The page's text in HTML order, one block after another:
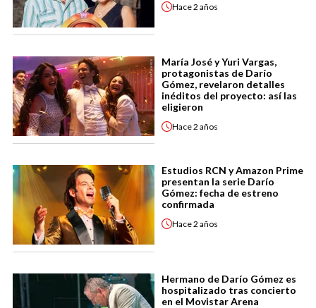
Hace2 años
María José y Yuri Vargas,
protagonistas de Darío
Gómez, revelaron detalles
inéditos del proyecto: así las
eligieron
Hace2 años
Estudios RCN y Amazon Prime
presentan la serie Darío
Gómez: fecha de estreno
confirmada
Hace2 años
Hermano de Darío Gómez es
hospitalizado tras concierto
en el Movistar Arena